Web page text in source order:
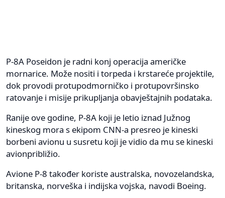
P-8A Poseidon je radni konj operacija američke
mornarice. Može nositi i torpeda i krstareće projektile,
dok provodi protupodmorničko i protupovršinsko
ratovanje i misije prikupljanja obavještajnih podataka.
Ranije ove godine, P-8A koji je letio iznad Južnog
kineskog mora s ekipom CNN-a presreo je kineski
borbeni avionu u susretu koji je vidio da mu se kineski
avionpribližio.
Avione P-8 također koriste australska, novozelandska,
britanska, norveška i indijska vojska, navodi Boeing.